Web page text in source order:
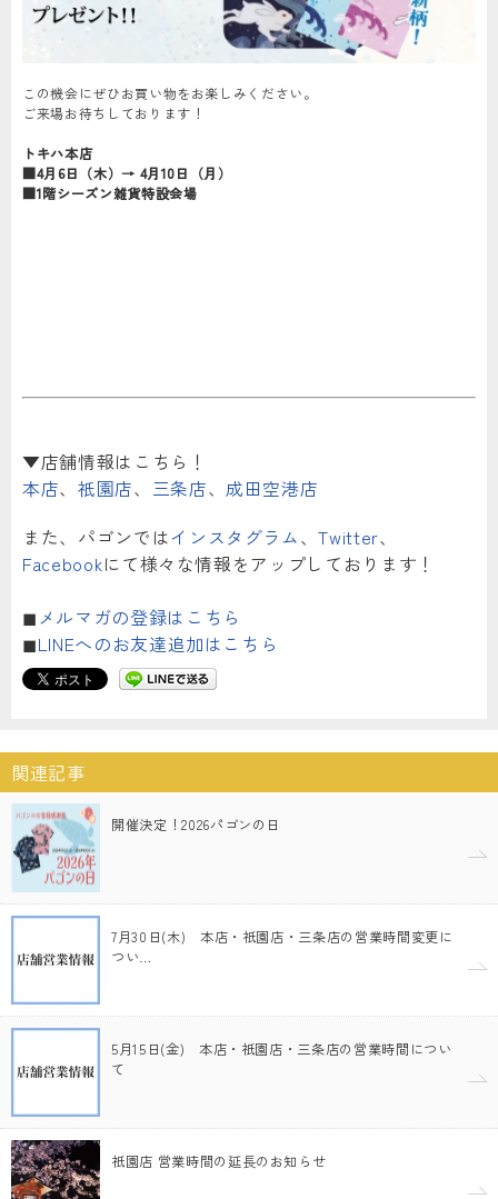
この機会にぜひお買い物をお楽しみください。
ご来場お待ちしております！
トキハ本店
■4月6日（木）→ 4月10日（月）
■1階シーズン雑貨特設会場
▼店舗情報はこちら！
本店、 祇園店、 三条店、成田空港店
また、パゴンではインスタグラム、Twitter、
Facebookにて様々な情報をアップしております！
◼︎メルマガの登録はこちら
◼︎LINEへのお友達追加はこちら
関連記事
開催決定！2026パゴンの日
7月30日(木) 本店・祇園店・三条店の営業時間変更に
つい…
5月15日(金) 本店・祇園店・三条店の営業時間につい
て
祇園店 営業時間の延長のお知らせ